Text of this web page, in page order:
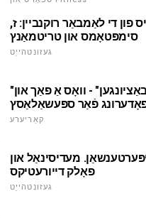
פון די לאַמבאַר רוקנביין: ז,
סימפּטאָמס און טריטמאַנץ
געזונטהייַט
"די לאַנד פאַרמאָג באַציונגען" - וואָס אַ פאַך און
פֿאַר ספּעשאַלאַסץ
קאַריערע
מעדיסינאַל און
פאָלק דייורעטיקס
געזונטהייַט